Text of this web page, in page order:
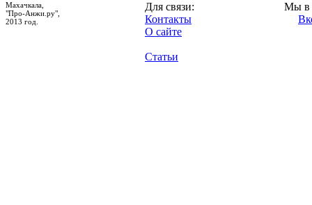
Махачкала,
"Про-Анжи.ру",
2013 год.
Для связи:
Контакты
О сайте
Статьи
Мы в